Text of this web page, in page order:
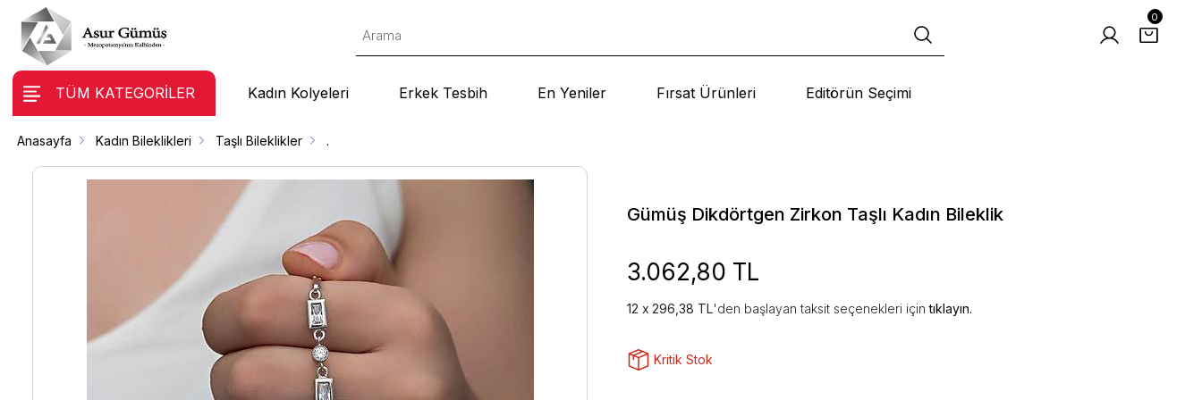
0
TÜM KATEGORİLER Kadın Kolyeleri Erkek Tesbih En Yeniler Fırsat Ürünleri Editörün Seçimi
Anasayfa Kadın Bileklikleri Taşlı Bileklikler .
Gümüş Dikdörtgen Zirkon Taşlı Kadın Bileklik
3.062,80 TL
296,38 TL'den başlayan taksit seçenekleri içintıklayın.
Kritik Stok